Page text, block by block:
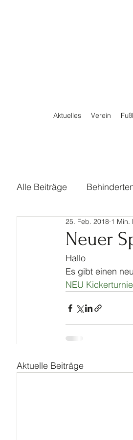
Aktuelles Verein
Alle Beiträge
Sinalco Cup 2020
Allgemein
Neuer
25. Feb. 2018 1 Min.
Hallo
Es gibt einen
NEU
Aktuelle Beiträge